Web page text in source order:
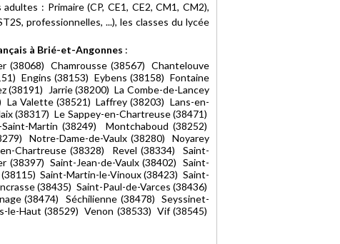
: Primaire (CP, CE1, CE2, CM1, CM2),
professionnelles, ...), les classes du lycée
à Brié-et-Angonnes :
(38068) Chamrousse (38567) Chantelouve
Engins (38153) Eybens (38158) Fontaine
Jarrie (38200) La Combe-de-Lancey
Valette (38521) Laffrey (38203) Lans-en-
(38317) Le Sappey-en-Chartreuse (38471)
Martin (38249) Montchaboud (38252)
Notre-Dame-de-Vaulx (38280) Noyarey
Chartreuse (38328) Revel (38334) Saint-
(38397) Saint-Jean-de-Vaulx (38402) Saint-
Saint-Martin-le-Vinoux (38423) Saint-
(38435) Saint-Paul-de-Varces (38436)
(38474) Séchilienne (38478) Seyssinet-
le-Haut (38529) Venon (38533) Vif (38545)